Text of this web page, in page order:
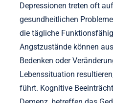
Depressionen treten oft
gesundheitlichen
die tägliche
Angstzustände können
Bedenken oder
Lebenssituation
führt. Kognitive